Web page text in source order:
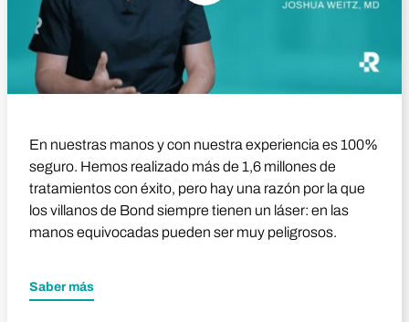
En nuestras manos y con nuestra experiencia es 100%
seguro. Hemos realizado más de 1,6 millones de
tratamientos con éxito, pero hay una razón por la que
los villanos de Bond siempre tienen un láser: en las
manos equivocadas pueden ser muy peligrosos.
Saber más